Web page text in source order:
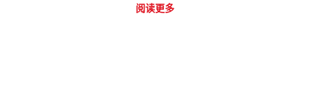
阅读更多